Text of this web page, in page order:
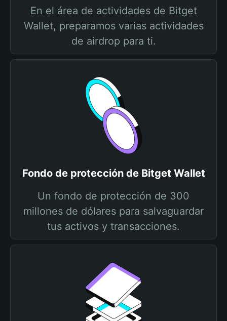
En el área de actividades de Bitget
Wallet, preparamos varias actividades
de airdrop para ti.
Fondo de protección de Bitget Wallet
Un fondo de protección de 300
millones de dólares para salvaguardar
tus activos y transacciones.